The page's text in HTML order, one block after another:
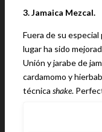
3. Jamaica Mezcal.
Fuera de su
lugar ha sido
Unión y jarabe de
cardamomo y
técnica shake.